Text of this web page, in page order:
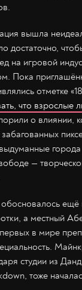
вышла
достаточно,
на игровой
Пока
отметке
что взрослые
о влиянии,
—
ещё
а местный
в мире
студии из
тоже